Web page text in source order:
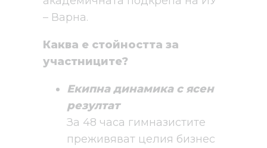
– Варна.
Каква е стойността за
участниците?
Екипна динамика с ясен
резултат
За 48 часа гимназистите
преживяват целия бизнес